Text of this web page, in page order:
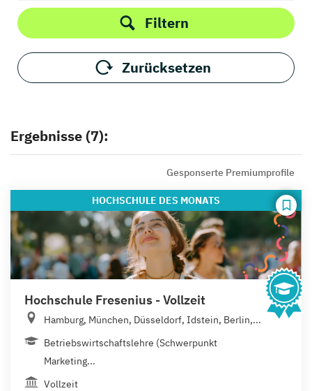
Filtern
Zurücksetzen
Ergebnisse (7):
Gesponserte Premiumprofile
HOCHSCHULE DES MONATS
Hochschule Fresenius - Vollzeit
Hamburg, München, Düsseldorf, Idstein, Berlin,...
Betriebswirtschaftslehre (Schwerpunkt
Marketing...
Vollzeit